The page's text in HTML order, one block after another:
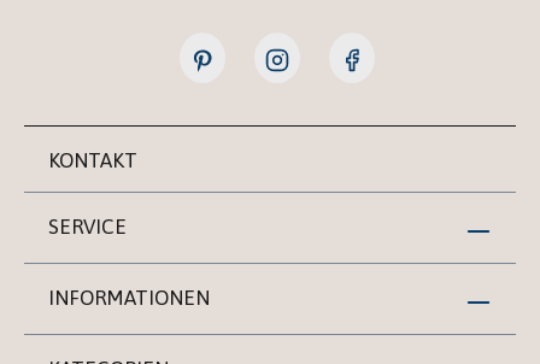
KONTAKT
SERVICE
INFORMATIONEN